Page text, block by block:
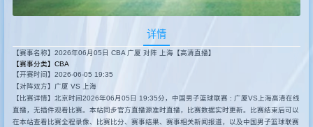
速报
详情
【赛事名称】2026年06月05日 CBA 广厦 对阵 上海【高清直播】
【赛事分类】 CBA
【开赛时间】2026-06-05 19:35
【对阵双方】广厦 VS 上海
【比赛详情】北京时间2026年06月05日 19:35分，中国男子篮球联赛 : 广厦VS上海高清在线
直播，无插件观看比赛。本站同步官方直播源准时直播，比赛数据实时更新。比赛结束后可以
在本站查看比赛全程录像、比赛比分、赛事结果、赛事相关新闻报道，以及中国男子篮球联赛